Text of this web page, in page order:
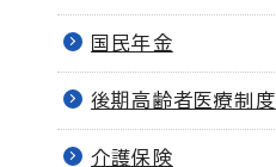
国民年金
後期高齢者医療制度
介護保険